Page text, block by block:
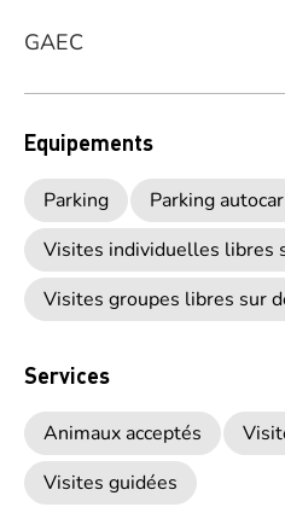
GAEC
Equipements
Parking
Parking autocar
Visites individuelles libres
Visites groupes libres sur
Services
Animaux acceptés
Visites guidées